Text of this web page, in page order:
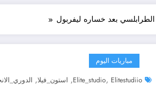
بعد خساره ليفربول
مباريات اليوم
Elite_studio, Elitestudiio
, استون_فيلا,